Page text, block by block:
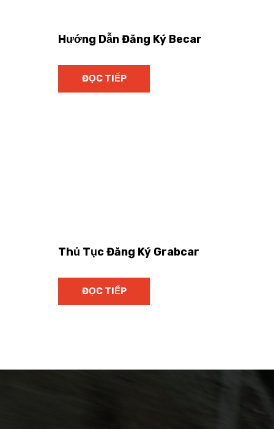
Hướng Dẫn Đăng Ký Becar
ĐỌC TIẾP
Thủ Tục Đăng Ký Grabcar
ĐỌC TIẾP